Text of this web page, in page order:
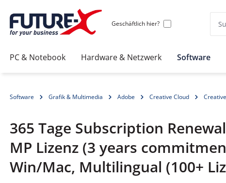
Geschäftlich hier?
PC & Notebook Hardware & Netzwerk Software
Software Grafik & Multimedia Adobe Creative Cloud
365 Tage Subscription
MP Lizenz (3 years
Win/Mac, Multilingual (100+